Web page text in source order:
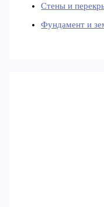
Стены и
Фундамент и